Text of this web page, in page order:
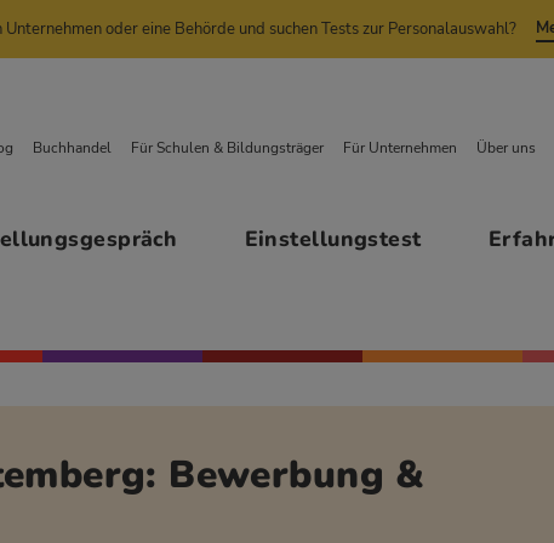
Unternehmen oder eine Behörde und suchen Tests zur Personalauswahl?
Einstellungstest
Buchhandel Für Schulen & Bildungsträger Für Unternehmen Über uns
Bewerbung &